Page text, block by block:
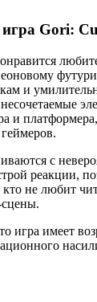
Gori:
и
и
с
реакции,
не любит
сцены.
игра имеет